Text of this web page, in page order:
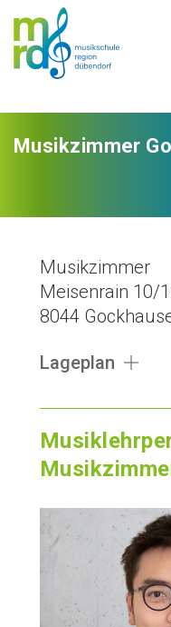
Musikzimmer
Musikzimmer
Meisenrain 10/
8044
Lageplan